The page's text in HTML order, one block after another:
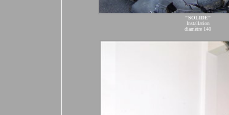
"SOLIDE"
Installation
diamètre 140